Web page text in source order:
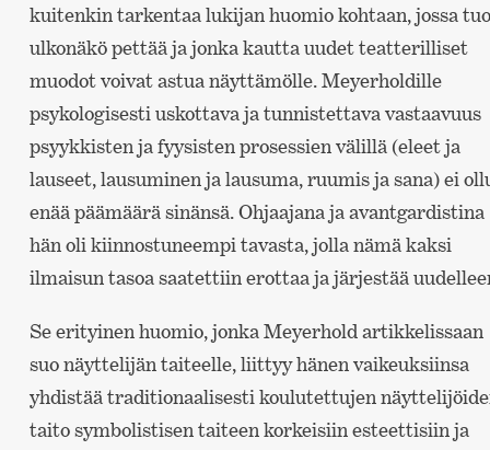
kuitenkin tarkentaa lukijan huomio kohtaan, jossa tuo
ulkonäkö pettää ja jonka kautta uudet teatterilliset
muodot voivat astua näyttämölle. Meyerholdille
psykologisesti uskottava ja tunnistettava vastaavuus
psyykkisten ja fyysisten prosessien välillä (eleet ja
lauseet, lausuminen ja lausuma, ruumis ja sana) ei
enää päämäärä sinänsä. Ohjaajana ja avantgardistina
hän oli kiinnostuneempi tavasta, jolla nämä kaksi
ilmaisun tasoa saatettiin erottaa ja järjestää
Se erityinen huomio, jonka Meyerhold artikkelissaan
suo näyttelijän taiteelle, liittyy hänen vaikeuksiinsa
yhdistää traditionaalisesti koulutettujen
taito symbolistisen taiteen korkeisiin esteettisiin ja